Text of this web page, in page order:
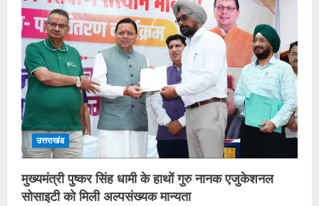
उत्तराखंड
मुख्यमंत्री पुष्कर सिंह धामी के हाथों गुरु नानक एजुकेशनल
सोसाइटी को मिली अल्पसंख्यक मान्यता